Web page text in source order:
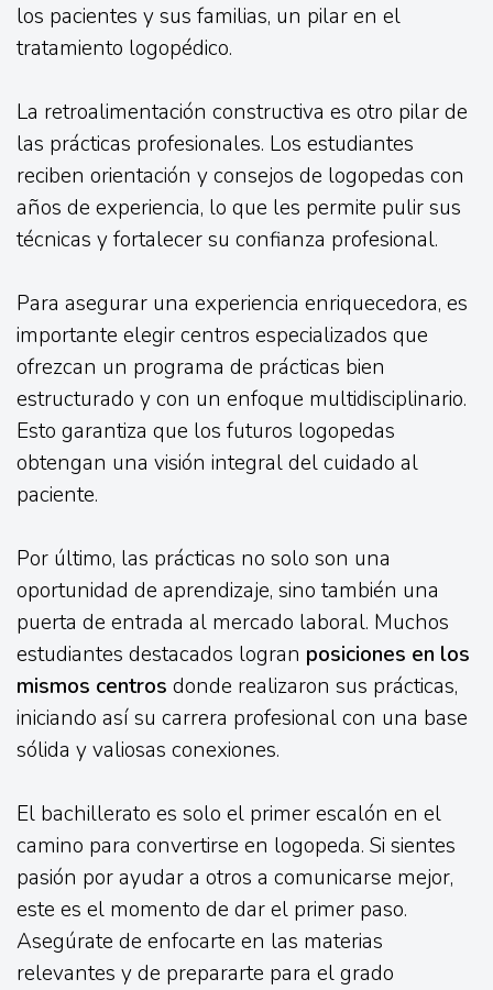
los pacientes y sus familias, un pilar en el
tratamiento logopédico.
La retroalimentación constructiva es otro pilar de
las prácticas profesionales. Los estudiantes
reciben orientación y consejos de logopedas con
años de experiencia, lo que les permite pulir sus
técnicas y fortalecer su confianza profesional.
Para asegurar una experiencia enriquecedora, es
importante elegir centros especializados que
ofrezcan un programa de prácticas bien
estructurado y con un enfoque multidisciplinario.
Esto garantiza que los futuros logopedas
obtengan una visión integral del cuidado al
paciente.
Por último, las prácticas no solo son una
oportunidad de aprendizaje, sino también una
puerta de entrada al mercado laboral. Muchos
estudiantes destacados logran posiciones en los
mismos centros donde realizaron sus prácticas,
iniciando así su carrera profesional con una base
sólida y valiosas conexiones.
El bachillerato es solo el primer escalón en el
camino para convertirse en logopeda. Si sientes
pasión por ayudar a otros a comunicarse mejor,
este es el momento de dar el primer paso.
Asegúrate de enfocarte en las materias
relevantes y de prepararte para el grado